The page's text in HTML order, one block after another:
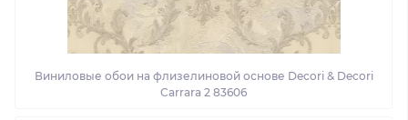
Виниловые обои на флизелиновой основе Decori & Decori
Carrara 2 83606